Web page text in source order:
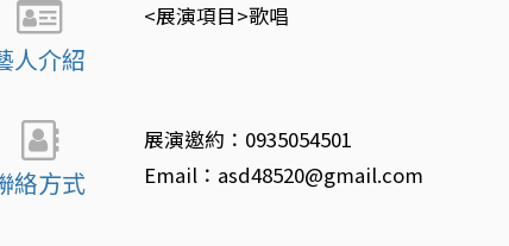
人介紹
<展演項目>歌唱
絡方式
展演邀約：0935054501
Email：asd48520@gmail.com